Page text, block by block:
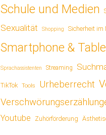
Schule und Medien
Sexualität Shopping Sicherheit im
Smartphone &
Sprachassistenten Streaming
TikTok Tools Urheberrecht
Youtube Zuhörförderung